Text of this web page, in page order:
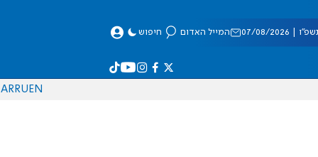
08/2026 המייל האדום חיפוש
EN
RU
AR